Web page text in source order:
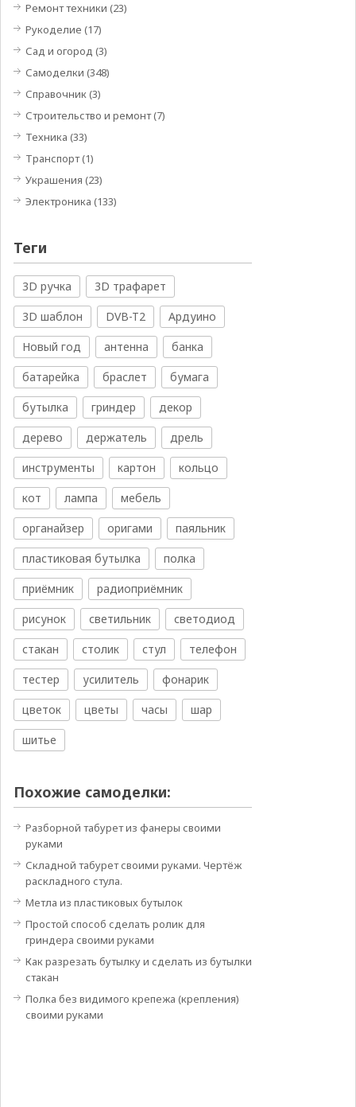
Ремонт техники (23)
Рукоделие (17)
Сад и огород (3)
Самоделки (348)
Справочник(3)
Строительство и ремонт(7)
Техника (33)
Транспорт(1)
Украшения (23)
Электроника (133)
Теги
3D ручка
3D трафарет
3D шаблон
DVB-T2
Ардуино
Новый год
антенна
банка
батарейка
браслет
бумага
бутылка
гриндер
декор
дерево
держатель
дрель
инструменты
картон
кольцо
кот
лампа
мебель
органайзер
оригами
паяльник
пластиковая бутылка
полка
приёмник
радиоприёмник
рисунок
светильник
светодиод
стакан
столик стул
телефон
тестер
усилитель
фонарик
цветок
цветы часы
шар
шитье
Похожие самоделки:
Разборной табурет из фанеры своими
руками
Складной табурет своими руками. Чертёж
раскладного стула.
Метла из пластиковых бутылок
Простой способ сделать ролик для
гриндера своими руками
Как разрезать бутылку и сделать из бутылки
стакан
Полка без видимого крепежа (крепления)
своими руками